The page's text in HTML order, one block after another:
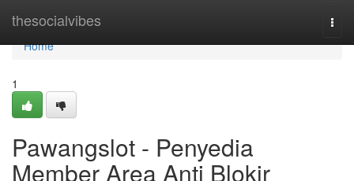
thesocialvibes
Home
Home
1
Pawangslot - Penyedia
Member Area Anti Blokir